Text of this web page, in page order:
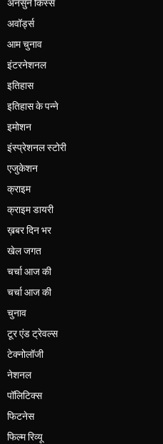
अनसुने किस्से
अवॉर्ड्स
आम चुनाव
इंटरनेशनल
इतिहास
इतिहास के पन्ने
इमोशन
इंस्प्रेशनल स्टोरी
एजुकेशन
क्राइम
क्राइम डायरी
ख़बर दिन भर
खेल जगत
चर्चा आज की
चर्चा आज की
चुनाव
टूर एंड ट्रेवल्स
टेक्नोलॉजी
नेशनल
पॉलिटिक्स
फिटनेस
फिल्म रिव्यू